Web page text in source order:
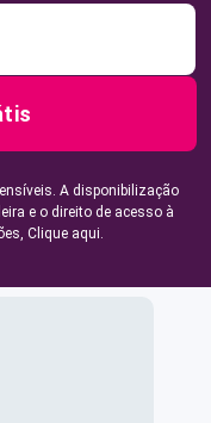
A disponibilização
e o direito de acesso à
Clique aqui.